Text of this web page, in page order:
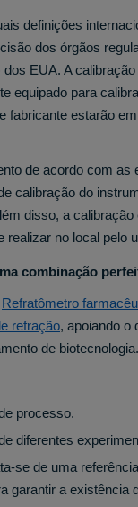
definições
dos órgãos
EUA. A
equipado para
fabricante estarão
de acordo com
calibração do
disso, a
no local pelo
combinação
Refratômetro
refração, apoiando o
de biotecnologia.
processo.
diferentes
se de uma
garantir a existência